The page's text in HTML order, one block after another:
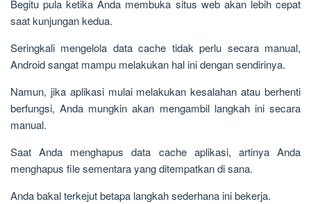
Begitu pula ketika Anda membuka situs web akan lebih cepat
saat kunjungan kedua.
Seringkali mengelola data cache tidak perlu secara manual,
Android sangat mampu melakukan hal ini dengan sendirinya.
Namun, jika aplikasi mulai melakukan kesalahan atau berhenti
berfungsi, Anda mungkin akan mengambil langkah ini secara
manual.
Saat Anda menghapus data cache aplikasi, artinya Anda
menghapus file sementara yang ditempatkan di sana.
Anda bakal terkejut betapa langkah sederhana ini bekerja.